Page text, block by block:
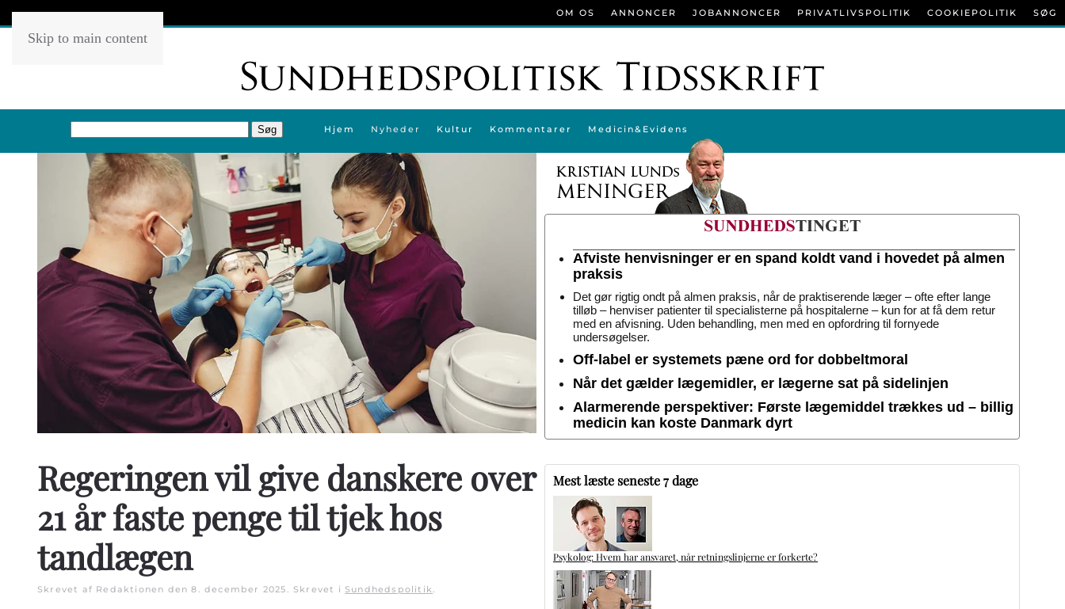
Skip to main content
Hjem Nyheder Kultur Kommentarer Medicin&Evidens
OM OS ANNONCER JOBANNONCER PRIVATLIVSPOLITIK COOKIEPOLITIK SØG
Regeringen vil give danskere over
21 år faste penge til tjek hos
tandlægen
Skrevet af Redaktionen den8. december 2025. Skrevet i Sundhedspolitik.
Afviste henvisninger er en spand koldt vand i hovedet på almen
praksis
Det gør rigtig ondt på almen praksis, når de praktiserende læger – ofte efter lange
tilløb – henviser patienter til specialisterne på hospitalerne – kun for at få dem retur
med en afvisning. Uden behandling, men med en opfordring til fornyede
undersøgelser.
Off-label er systemets pæne ord for dobbeltmoral
Når det gælder lægemidler, er lægerne sat på sidelinjen
Alarmerende perspektiver: Første lægemiddel trækkes ud – billig
medicin kan koste Danmark dyrt
Mest læste seneste 7 dage
Psykolog: Hvem har ansvaret, når retningslinjerne er forkerte?